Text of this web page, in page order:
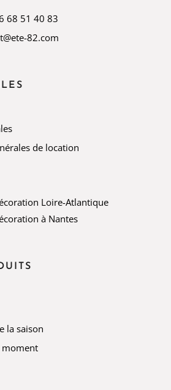
68 51 40 83
82.com
de location
Loire-Atlantique
à Nantes
la saison
moment